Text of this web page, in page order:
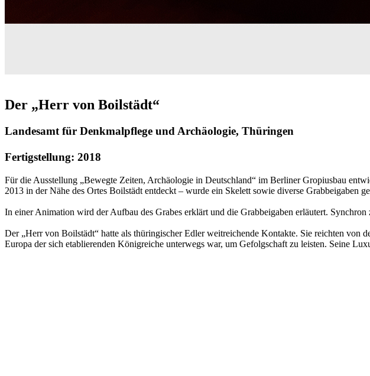
Der „Herr von Boilstädt“
Landesamt für Denkmalpflege und Archäologie, Thüringen
Fertigstellung: 2018
Für die Ausstellung „Bewegte Zeiten, Archäologie in Deutschland“ im Berliner Gropiusbau
2013 in der Nähe des Ortes Boilstädt entdeckt – wurde ein Skelett sowie diverse Grabbeigaben
In einer Animation wird der Aufbau des Grabes erklärt und die Grabbeigaben erläutert.
Der „Herr von Boilstädt“ hatte als thüringischer Edler weitreichende Kontakte. Sie reichten
Europa der sich etablierenden Königreiche unterwegs war, um Gefolgschaft zu leisten. Seine